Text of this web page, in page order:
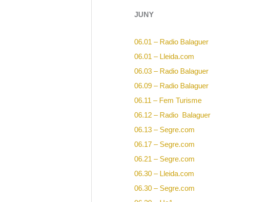
JUNY
06.01 – Radio Balaguer
06.01 – Lleida.com
06.03 – Radio Balaguer
06.09 – Radio Balaguer
06.11 – Fem Turisme
06.12 – Radio Balaguer
06.13 – Segre.com
06.17 – Segre.com
06.21 – Segre.com
06.30 – Lleida.com
06.30 – Segre.com